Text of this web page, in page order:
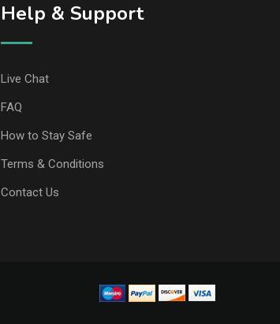
Help & Support
Live Chat
FAQ
How to Stay Safe
Terms & Conditions
Contact Us